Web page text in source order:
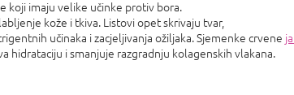
koji imaju velike učinke protiv bora.
kože i tkiva. Listovi opet skrivaju tvar,
učinaka i zacjeljivanja ožiljaka. Sjemenke crvene
i smanjuje razgradnju kolagenskih vlakana.